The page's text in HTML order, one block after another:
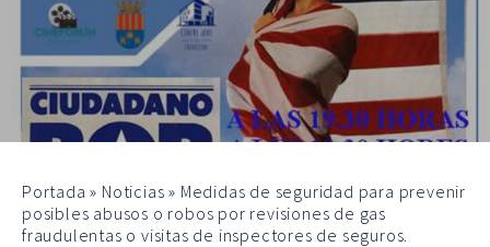
Portada » Noticias » Medidas de seguridad para prevenir
posibles abusos o robos por revisiones de gas
fraudulentas o visitas de inspectores de seguros.